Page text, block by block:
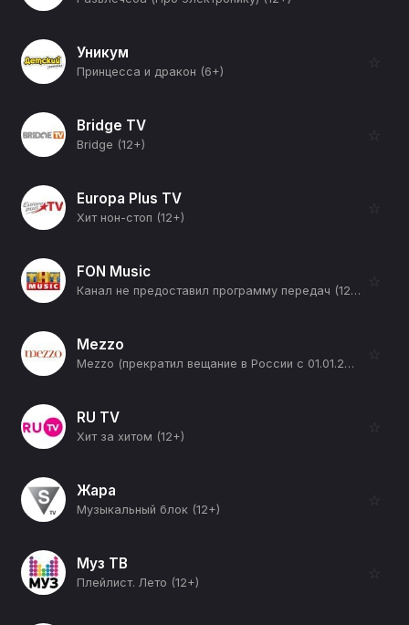
Уникум
Принцесса и дракон (6+)
☆
Bridge TV
Bridge (12+)
☆
Europa Plus TV
Хит нон-стоп (12+)
☆
FON Music
Канал не предоставил программу передач (12+)
☆
Mezzo
Mezzo (прекратил вещание в России с 01.01.2026) (12+)
☆
RU TV
Хит за хитом (12+)
☆
Жара
Музыкальный блок (12+)
☆
Муз ТВ
Плейлист. Лето (12+)
☆